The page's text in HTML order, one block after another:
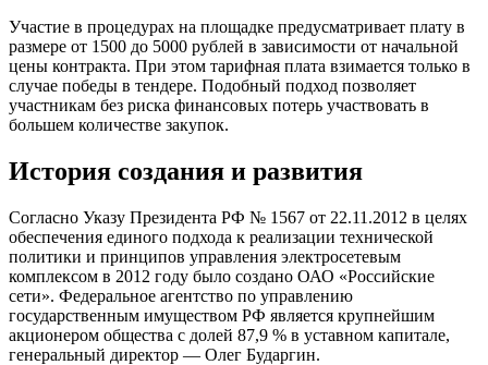
Участие в процедурах на площадке предусматривает плату в
размере от 1500 до 5000 рублей в зависимости от начальной
цены контракта. При этом тарифная плата взимается только в
случае победы в тендере. Подобный подход позволяет
участникам без риска финансовых потерь участвовать в
большем количестве закупок.
История создания и развития
Согласно Указу Президента РФ № 1567 от 22.11.2012 в целях
обеспечения единого подхода к реализации технической
политики и принципов управления электросетевым
комплексом в 2012 году было создано ОАО «Российские
сети». Федеральное агентство по управлению
государственным имуществом РФ является крупнейшим
акционером общества с долей 87,9 % в уставном капитале,
генеральный директор — Олег Бударгин.